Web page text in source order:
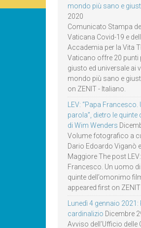
mondo più sano e
2020
Comunicato Stampa
Vaticana Covid-19 e
Accademia per la Vita
Vaticano offre 20 punti
giusto ed universale ai
mondo più sano e
on ZENIT - Italiano.
LEV: “Papa
parola”, dietro le quinte
di Wim Wenders
Volume fotografico a
Dario Edoardo Viganò
Maggiore The post
Francesco. Un uomo
quinte dell’omonimo
appeared first on ZENIT
Lunedì 4 gennaio
cardinalizio Dicembre
Avviso dell’Ufficio delle